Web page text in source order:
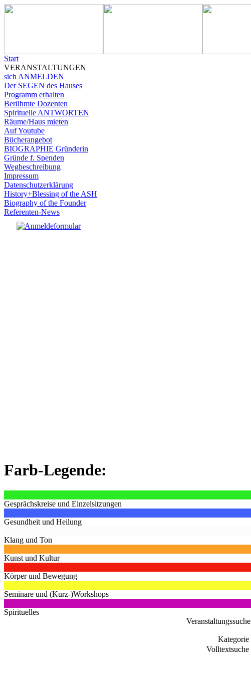
Start
VERANSTALTUNGEN
sich ANMELDEN
Der SEGEN des Hauses
Programm erhalten
Berühmte Dozenten
Spirituelle ANTWORTEN
Räume/Haus mieten
Auf Youtube
Bücherangebot
BIOGRAPHIE Gründerin
Gründe f. Spenden
Wegbeschreibung
Impressum
Datenschutzerklärung
History+Blessing of the ASH
Biography of the Founder
Referenten-News
Farb-Legende:
Gesprächskreise und Einzelsitzungen
Gesundheit und Heilung
Klang und Ton
Kunst und Kultur
Körper und Bewegung
Seminare und (Kurz-)Workshops
Spirituelles
Veranstaltungssuche
Kategorie
Volltextsuche